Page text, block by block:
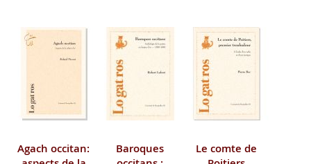
Agach occitan:
Baroques
Le comte de